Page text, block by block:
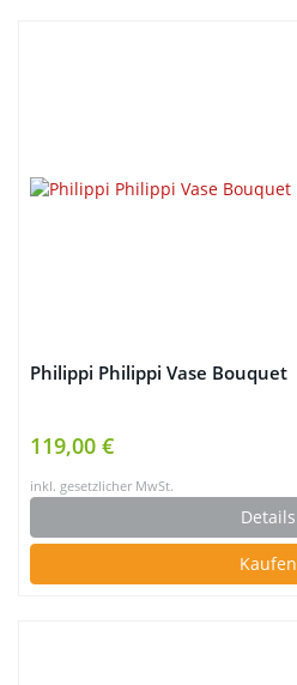
Philippi Philippi Vase Bouquet
119,00 €
inkl. gesetzlicher MwSt.
Details
Kaufen